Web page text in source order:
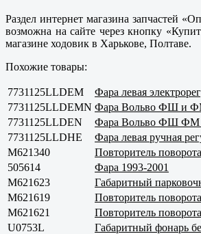
Раздел интернет магазина запчастей
возможна на сайте через кнопку
магазине ходовик в Харькове, Полтаве.
Похожие товары:
7731125LLDEM Фара левая
7731125LLDEMN Фара Вольво ФШ и
7731125LLDEN
Фара Вольво ФШ ФМ
7731125LLDHE
Фара левая ручная
M621340
Повторитель
505614
Фара 1993-2001
M621623
Габаритный
M621619
Повторитель
M621621
Повторитель
U0753L
Габаритный фонарь